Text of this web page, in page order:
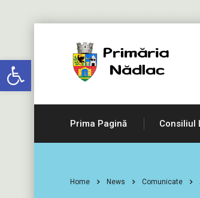
Deschide bara de unelte
Prima Pagină Consiliul
Home News Comunicate